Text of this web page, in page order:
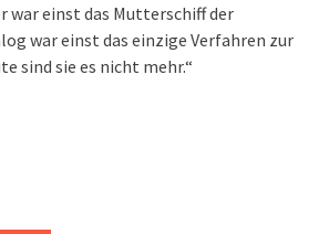
war einst das Mutterschiff der
war einst das einzige Verfahren zur
sind sie es nicht mehr.“